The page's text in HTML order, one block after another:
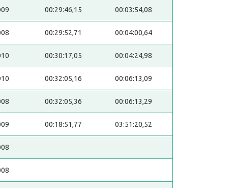
00:29:46,15 00:03:54,08
00:29:52,71 00:04:00,64
00:30:17,05 00:04:24,98
00:32:05,16 00:06:13,09
00:32:05,36 00:06:13,29
00:18:51,77 03:51:20,52